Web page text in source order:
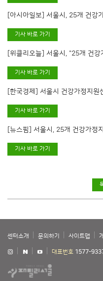
[아시아일보] 서울시, 25개 건강
기사 바로 가기
[위클리오늘] 서울시, "25개 건
기사 바로 가기
[한국경제] 서울시 건강가정지
기사 바로 가기
[뉴스핌] 서울시, 25개 건강가정
기사 바로 가기
센터소개 문의하기 사이트맵
대표번호 1577-